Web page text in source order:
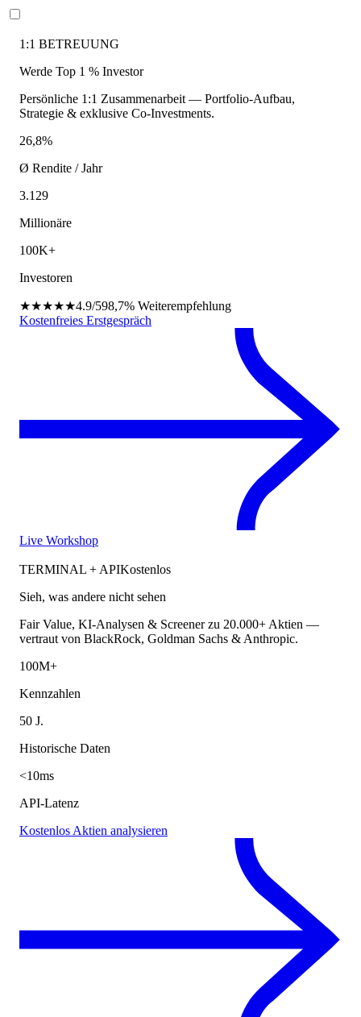
1:1 BETREUUNG
Werde Top 1 % Investor
Persönliche 1:1 Zusammenarbeit — Portfolio-Aufbau,
Strategie & exklusive Co-Investments.
26,8%
Ø Rendite / Jahr
3.129
Millionäre
100K+
Investoren
★★★★★4.9/598,7% Weiterempfehlung
Kostenfreies Erstgespräch
Live Workshop
TERMINAL + APIKostenlos
Sieh, was andere nicht sehen
Fair Value, KI-Analysen & Screener zu 20.000+ Aktien —
vertraut von BlackRock, Goldman Sachs & Anthropic.
100M+
Kennzahlen
50 J.
Historische Daten
<10ms
API-Latenz
Kostenlos Aktien analysieren